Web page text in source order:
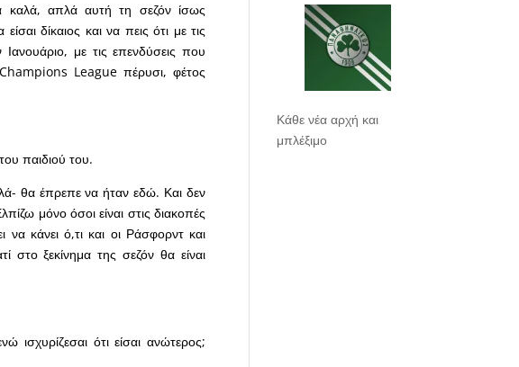
καλά, απλά αυτή τη σεζόν ίσως
δίκαιος και να πεις ότι με τις
με τις επενδύσεις που
League πέρυσι, φέτος
παιδιού του.
θα έπρεπε να ήταν εδώ. Και δεν
μόνο όσοι είναι στις διακοπές
να κάνει ό,τι και οι Ράσφορντ και
στο ξεκίνημα της σεζόν θα είναι
ότι είσαι ανώτερος;
Κάθε νέα αρχή και
μπλέξιμο